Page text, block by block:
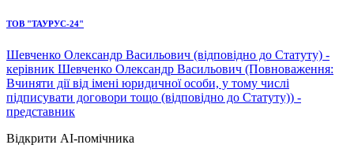
ТОВ "ТАУРУС-24"
Шевченко Олександр Васильович (відповідно до Статуту) -
керівник Шевченко Олександр Васильович (Повноваження:
Вчиняти дії від імені юридичної особи, у тому числі
підписувати договори тощо (відповідно до Статуту)) -
представник
Відкрити AI-помічника